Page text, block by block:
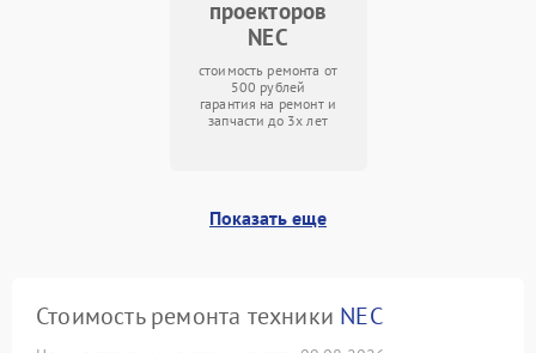
проекторов
NEC
стоимость ремонта от
500 рублей
гарантия на ремонт и
запчасти до 3х лет
Показать еще
Стоимость ремонта техники NEC